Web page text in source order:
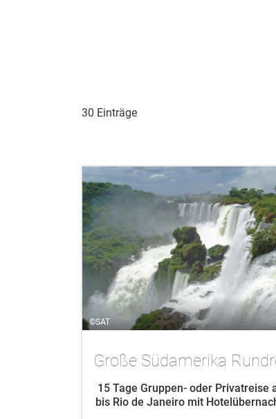
30 Einträge
©SAT
Große Südamerika
15 Tage Gruppen- oder Privatreise
bis Rio de Janeiro mit